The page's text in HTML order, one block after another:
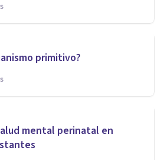
primitivo?
mental perinatal en